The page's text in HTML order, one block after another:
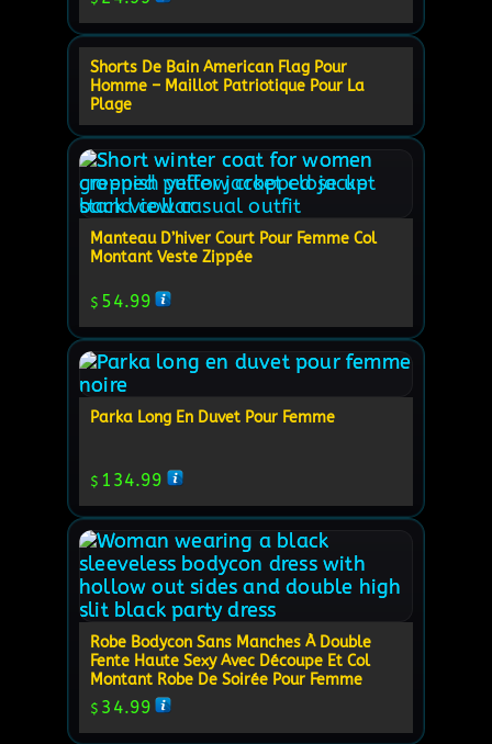
Rupture De Stock
Shorts De Bain American Flag Pour
Homme – Maillot Patriotique Pour La
Plage
Manteau D’hiver Court Pour Femme Col
Montant Veste Zippée
$ 54.99
Parka Long En Duvet Pour Femme
$ 134.99
Robe Bodycon Sans Manches À Double
Fente Haute Sexy Avec Découpe Et Col
Montant Robe De Soirée Pour Femme
$ 34.99